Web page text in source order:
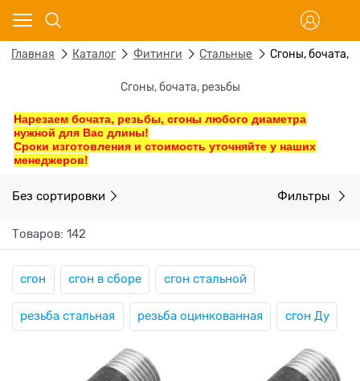
Главная Каталог Фитинги Стальные Сгоны, бочата,
Сгоны, бочата, резьбы
Нарезаем бочата, резьбы, сгоны любого диаметра
нужной для Вас длины!
Сроки изготовления и стоимость уточняйте у наших
менеджеров!
Без сортировки Фильтры
Товаров: 142
сгон сгон в сборе сгон стальной
резьба стальная резьба оцинкованная сгон Ду